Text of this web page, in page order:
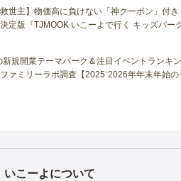
救世主】物価高に負けない「神クーポン」付
定版『TJMOOK いこーよで行く キッズパー
新規開業テーマパーク＆注目イベントランキ
ァミリーラボ調査【2025⁻2026年年末年始
いこーよについて